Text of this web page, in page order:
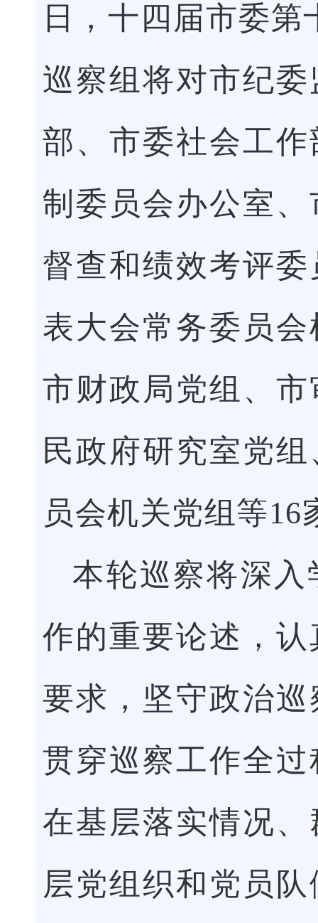
日，十四届市委
巡察组将对市纪
部、市委社会工
制委员会办公室
督查和绩效考评
表大会常务委员
市财政局党组、
民政府研究室党
员会机关党组等
本轮巡察将深
作的重要论述，
要求，坚守政治
贯穿巡察工作全
在基层落实情况
层党组织和党员